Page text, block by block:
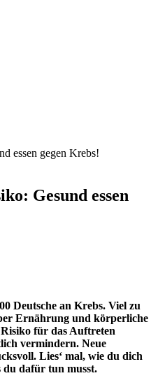
Gesund essen
Deutsche an Krebs. Viel zu
Ernährung und körperliche
für das Auftreten
vermindern. Neue
Lies‘ mal, wie du dich
du dafür tun musst.